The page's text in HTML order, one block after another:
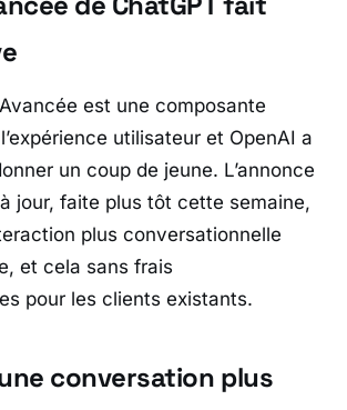
est une composante
utilisateur et OpenAI a
un coup de jeune. L’annonce
jour, faite plus tôt cette semaine,
plus conversationnelle
et cela sans frais
pour les clients existants.
une conversation plus